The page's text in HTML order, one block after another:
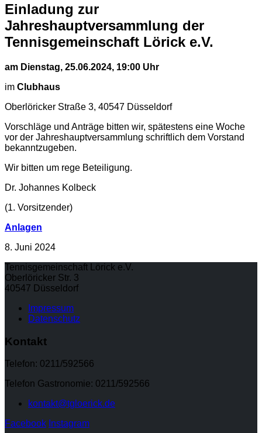
Einladung zur
Jahreshauptversammlung der
Tennisgemeinschaft Lörick e.V.
am Dienstag, 25.06.2024, 19:00 Uhr
im Clubhaus
Oberlöricker Straße 3, 40547 Düsseldorf
Vorschläge und Anträge bitten wir, spätestens eine Woche
vor der Jahreshauptversammlung schriftlich dem Vorstand
bekanntzugeben.
Wir bitten um rege Beteiligung.
Dr. Johannes Kolbeck
(1. Vorsitzender)
Anlagen
8. Juni 2024
Tennisgemeinschaft Lörick e.V.
Oberlöricker Str. 3
40547 Düsseldorf
Impressum
Datenschutz
Kontakt
Telefon: 0211/592566
Telefon Gastronomie: 0211/592566
kontakt@tgloerick.de
Facebook Instagram